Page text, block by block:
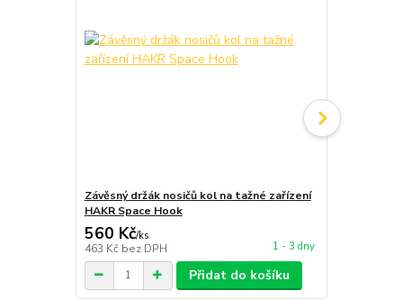
Závěsný držák nosičů kol na tažné zařízení
HAKR Space Hook
560 Kč/ks
463 Kč bez DPH 1 - 3 dny
Přidat do košíku